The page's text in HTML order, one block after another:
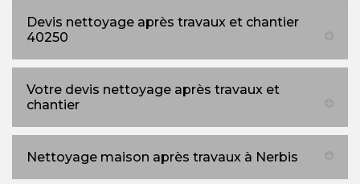
Devis nettoyage après travaux et chantier
40250
Votre devis nettoyage après travaux et
chantier
Nettoyage maison après travaux à Nerbis